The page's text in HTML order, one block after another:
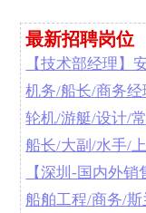
最新招聘岗位
【技术部经理】
机务/船长/商务
轮机/游艇/设计/
船长/大副/水手/
【深圳-国内外
船舶工程/商务/